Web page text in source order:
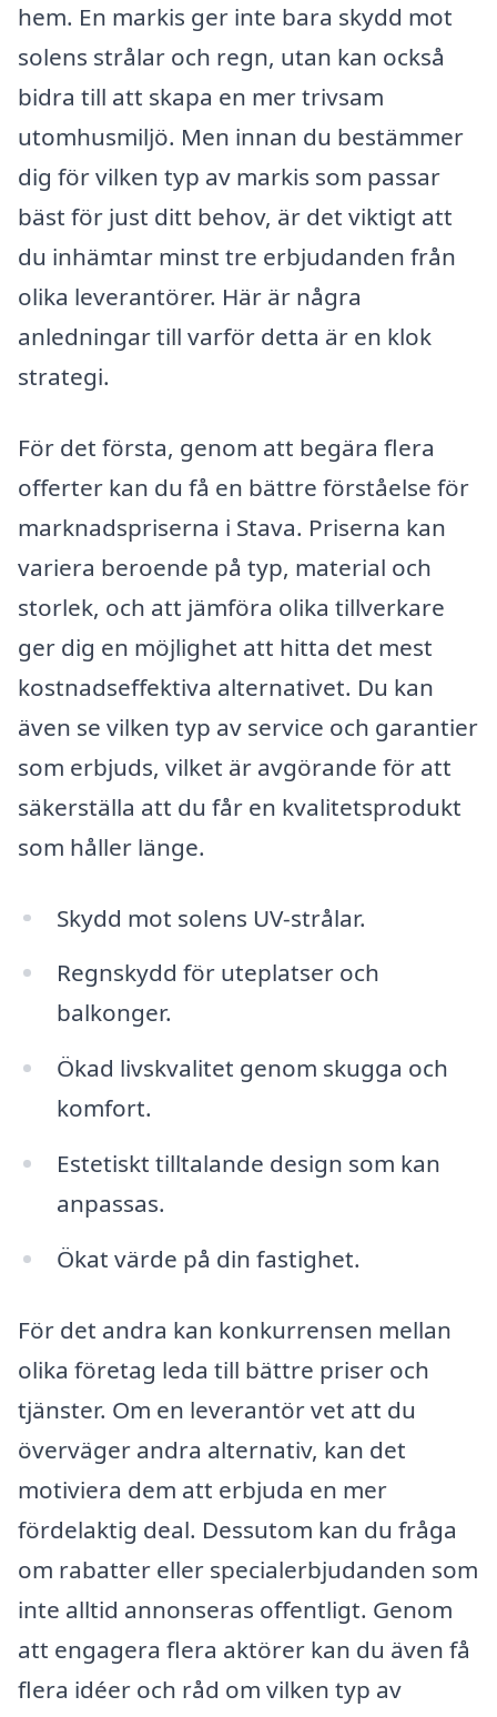
hem. En markis ger inte bara skydd mot
solens strålar och regn, utan kan också
bidra till att skapa en mer trivsam
utomhusmiljö. Men innan du bestämmer
dig för vilken typ av markis som passar
bäst för just ditt behov, är det viktigt att
du inhämtar minst tre erbjudanden från
olika leverantörer. Här är några
anledningar till varför detta är en klok
strategi.
För det första, genom att begära flera
offerter kan du få en bättre förståelse för
marknadspriserna i Stava. Priserna kan
variera beroende på typ, material och
storlek, och att jämföra olika tillverkare
ger dig en möjlighet att hitta det mest
kostnadseffektiva alternativet. Du kan
även se vilken typ av service och garantier
som erbjuds, vilket är avgörande för att
säkerställa att du får en kvalitetsprodukt
som håller länge.
Skydd mot solens UV-strålar.
Regnskydd för uteplatser och
balkonger.
Ökad livskvalitet genom skugga och
komfort.
Estetiskt tilltalande design som kan
anpassas.
Ökat värde på din fastighet.
För det andra kan konkurrensen mellan
olika företag leda till bättre priser och
tjänster. Om en leverantör vet att du
överväger andra alternativ, kan det
motiviera dem att erbjuda en mer
fördelaktig deal. Dessutom kan du fråga
om rabatter eller specialerbjudanden som
inte alltid annonseras offentligt. Genom
att engagera flera aktörer kan du även få
flera idéer och råd om vilken typ av